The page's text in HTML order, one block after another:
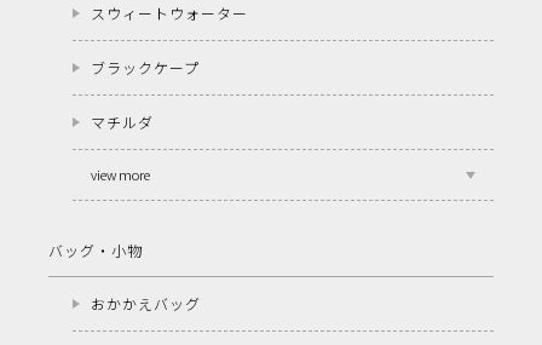
スウィートウォーター
ブラックケープ
マチルダ
view more
バッグ・小物
おかかえバッグ